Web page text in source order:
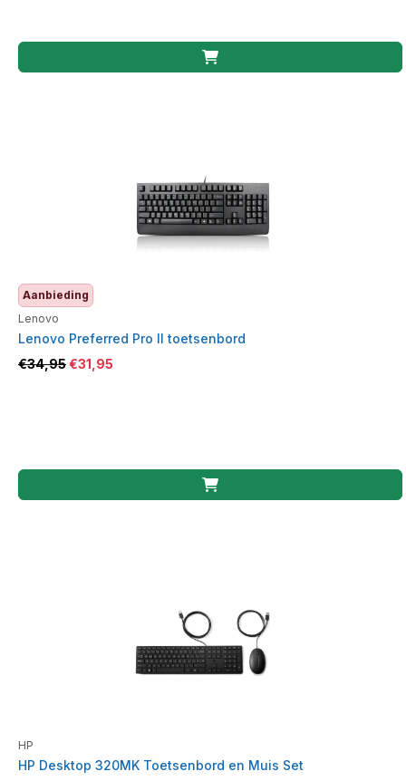
Aanbieding
Lenovo
Lenovo Preferred Pro II toetsenbord
€34,95€31,95
HP
HP Desktop 320MK Toetsenbord en Muis Set